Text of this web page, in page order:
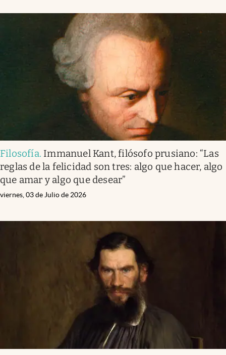
Filosofía. Immanuel Kant, filósofo prusiano: “Las
reglas de la felicidad son tres: algo que hacer, algo
que amar y algo que desear”
viernes, 03 de Julio de 2026